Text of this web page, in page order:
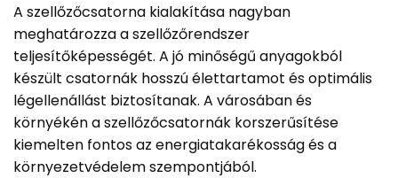
A szellőzőcsatorna kialakítása nagyban
meghatározza a szellőzőrendszer
teljesítőképességét. A jó minőségű anyagokból
készült csatornák hosszú élettartamot és optimális
légellenállást biztosítanak. A városában és
környékén a szellőzőcsatornák korszerűsítése
kiemelten fontos az energiatakarékosság és a
környezetvédelem szempontjából.